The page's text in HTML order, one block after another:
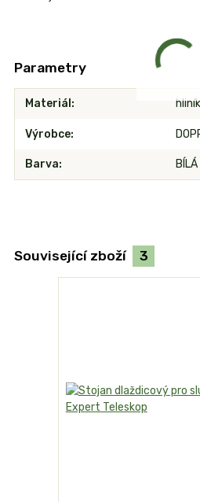
Parametry
Materiál hliník
Výrobce
Barva
Související zboží 3